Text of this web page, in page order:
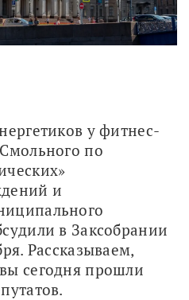
у фитнес-
по
и
в Заксобрании
Рассказываем,
сегодня прошли